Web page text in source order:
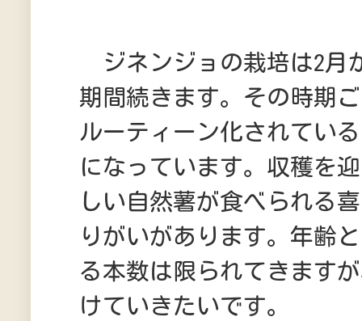
ジネンジョの栽培は2月
期間続きます。その時期
ルーティーン化されてい
になっています。収穫を
しい自然薯が食べられる
りがいがあります。年齢
る本数は限られてきます
けていきたいです。